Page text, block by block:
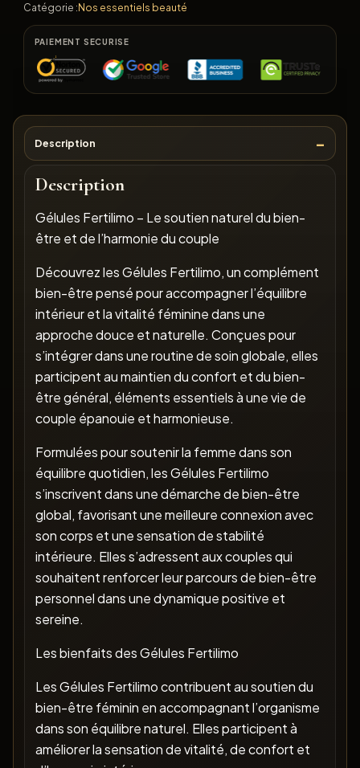
Catégorie :Nos essentiels beauté
PAIEMENT SECURISE
Description
Description
Gélules Fertilimo – Le soutien naturel du bien-
être et de l’harmonie du couple
Découvrez les Gélules Fertilimo, un complément
bien-être pensé pour accompagner l’équilibre
intérieur et la vitalité féminine dans une
approche douce et naturelle. Conçues pour
s’intégrer dans une routine de soin globale, elles
participent au maintien du confort et du bien-
être général, éléments essentiels à une vie de
couple épanouie et harmonieuse.
Formulées pour soutenir la femme dans son
équilibre quotidien, les Gélules Fertilimo
s’inscrivent dans une démarche de bien-être
global, favorisant une meilleure connexion avec
son corps et une sensation de stabilité
intérieure. Elles s’adressent aux couples qui
souhaitent renforcer leur parcours de bien-être
personnel dans une dynamique positive et
sereine.
Les bienfaits des Gélules Fertilimo
Les Gélules Fertilimo contribuent au soutien du
bien-être féminin en accompagnant l’organisme
dans son équilibre naturel. Elles participent à
améliorer la sensation de vitalité, de confort et